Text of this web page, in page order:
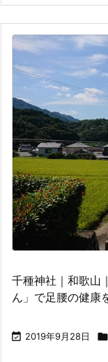
千種神社｜和歌山
ん」で足腰の健康
 2019年9月28日 